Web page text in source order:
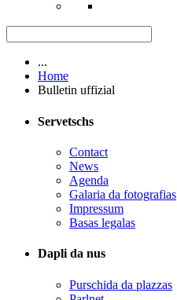
...
Home
Bulletin uffizial
Servetschs
Contact
News
Agenda
Galaria da fotografias
Impressum
Basas legalas
Dapli da nus
Purschida da plazzas